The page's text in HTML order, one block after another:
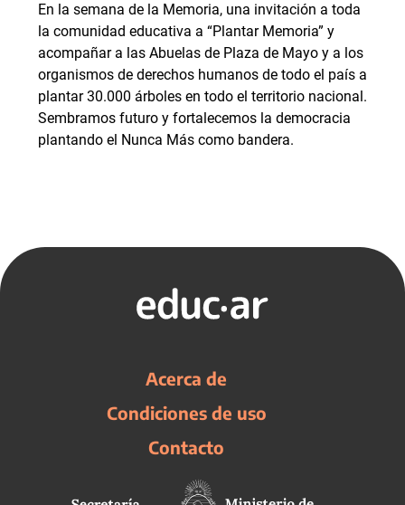
En la semana de la Memoria, una invitación a toda
la comunidad educativa a “Plantar Memoria” y
acompañar a las Abuelas de Plaza de Mayo y a los
organismos de derechos humanos de todo el país a
plantar 30.000 árboles en todo el territorio nacional.
Sembramos futuro y fortalecemos la democracia
plantando el Nunca Más como bandera.
Acerca de
Condiciones de uso
Contacto